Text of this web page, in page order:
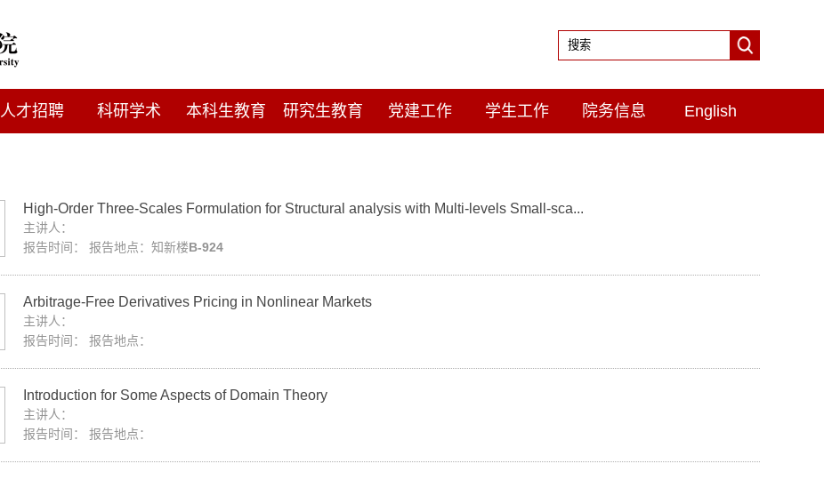
人才招聘 科研学术 本科生教育 研究生教育 党建工作 学生工作 院务信息 English
High-Order Three-Scales Formulation for Structural analysis with Multi-levels Small-sca...
主讲人：
报告时间： 报告地点：知新楼B-924
Arbitrage-Free Derivatives Pricing in Nonlinear Markets
主讲人：
报告时间： 报告地点：
Introduction for Some Aspects of Domain Theory
主讲人：
报告时间： 报告地点：